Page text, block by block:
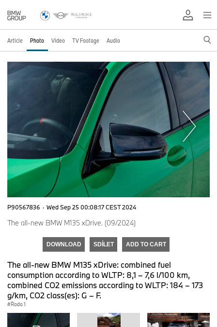
Article Photo Video TV Footage Audio
P90567836 · Wed Sep 25 00:08:17 CEST 2024
The all-new BMW M135 xDrive. (09/2024)
DOWNLOAD SDÍLET ADD TO CART
The all-new BMW M135 xDrive: combined fuel
consumption according to WLTP: 8,1 – 7,6 l/100 km,
combined CO2 emissions according to WLTP: 184 – 173
g/km, CO2 class(es): G – F.
Řada 1